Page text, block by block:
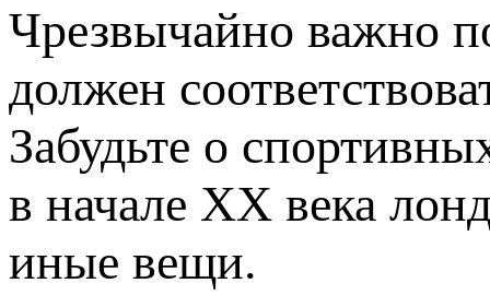
Чрезвычайно важно
должен
Забудьте о
в начале ХХ века
иные вещи.